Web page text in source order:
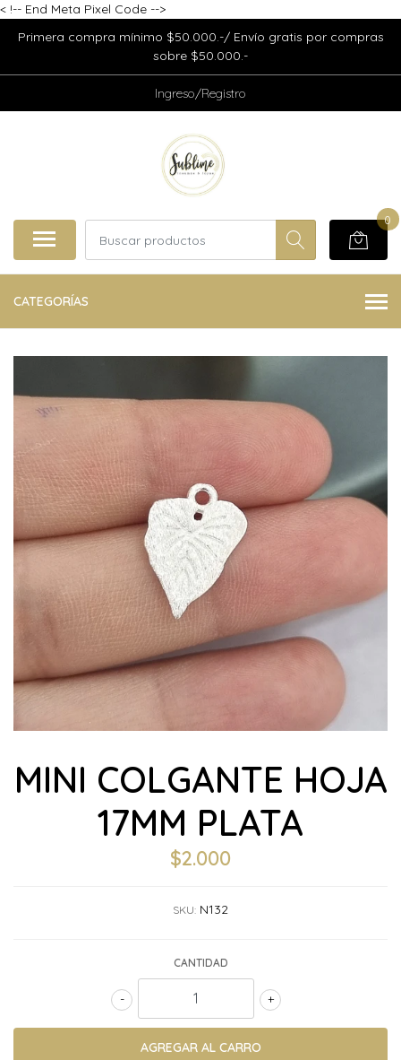
< !-- End Meta Pixel Code -->
Primera compra mínimo $50.000.-/ Envío gratis por compras
sobre $50.000.-
Ingreso/Registro
0
CATEGORÍAS
MINI COLGANTE HOJA
17MM PLATA
$2.000
SKU: N132
CANTIDAD
+
-